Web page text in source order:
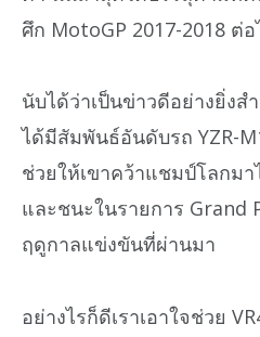
ศึก MotoGP 2017-2018 ต่อ
นับได้ว่าเป็นข่าวดีอย่างยิ่งส
ได้มีสัมพันธ์อันดับรถ YZR-
ช่วยให้เขาคว้าแชมป์โลกมา
และชนะในรายการ Grand
ฤดูกาลแข่งขันที่ผ่านมา
อย่างไรก็ดีเราเอาใจช่วย